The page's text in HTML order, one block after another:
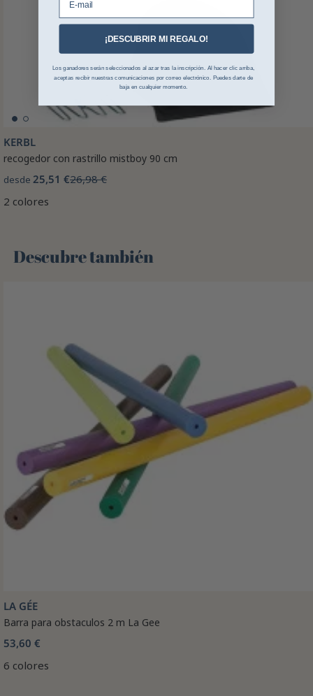
KERBL
recogedor con rastrillo mistboy 90 cm
desde 25,51 €26,98 €
2 colores
Descubre también 🌻
LA GÉE
Barra para obstaculos 2 m La Gee
53,60 €
6 colores
¡DESCUBRIR MI REGALO!
Los ganadores serán seleccionados al azar tras la inscripción. Al hacer clic arriba,
aceptas recibir nuestras comunicaciones por correo electrónico. Puedes darte de
baja en cualquier momento.